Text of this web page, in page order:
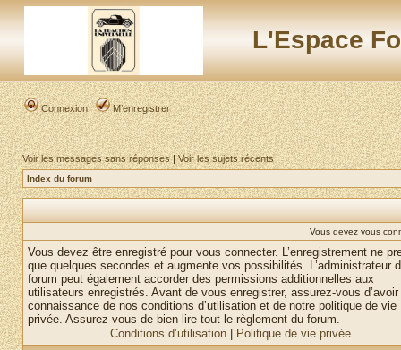
L'Espace
Connexion M’enregistrer
Voir les messages sans réponses|Voir les sujets récents
Index du forum
Vous devez vous
Vous devez être enregistré pour vous connecter. L’enregistrement ne
que quelques secondes et augmente vos possibilités. L’administrateur
forum peut également accorder des permissions additionnelles aux
utilisateurs enregistrés. Avant de vous enregistrer, assurez-vous
connaissance de nos conditions d’utilisation et de notre politique de vie
privée. Assurez-vous de bien lire tout le règlement du forum.
Conditions d’utilisation
Politique de vie privée